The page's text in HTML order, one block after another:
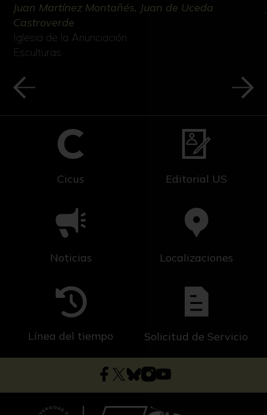
Juan Martínez Montañés, Juan de Uceda
Castroverde
Iglesia de la Anunciación
Esculturas
Cicus Editorial US
Noticias Localizaciones
Línea del tiempo Solicitud de Servicio